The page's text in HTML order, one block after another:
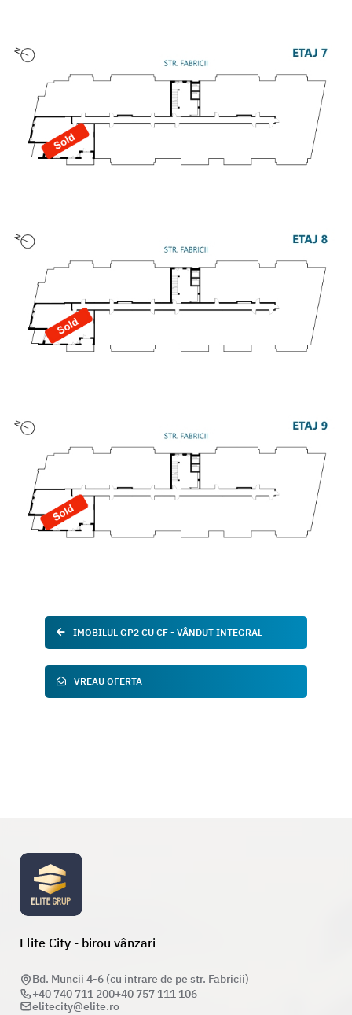
IMOBILUL GP2 CU CF - VÂNDUT INTEGRAL
VREAU OFERTA
Elite City - birou vânzari
Bd. Muncii 4-6 (cu intrare de pe str. Fabricii)
+40 740 711 200+40 757 111 106
elitecity@elite.ro